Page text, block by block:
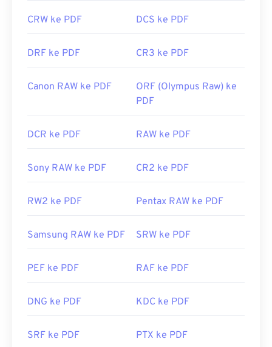
CRW ke PDF DCS ke PDF
DRF ke PDF CR3 ke PDF
Canon RAW ke PDF
ORF (Olympus Raw) ke
PDF
DCR ke PDF RAW ke PDF
Sony RAW ke PDF CR2 ke PDF
RW2 ke PDF Pentax RAW ke PDF
Samsung RAW ke PDF SRW ke PDF
PEF ke PDF RAF ke PDF
DNG ke PDF KDC ke PDF
SRF ke PDF PTX ke PDF